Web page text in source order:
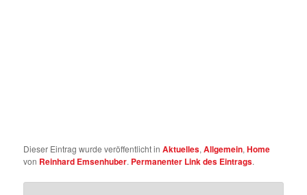
Dieser Eintrag wurde veröffentlicht inAktuelles,Allgemein,Home
von Reinhard Emsenhuber. Permanenter Link des Eintrags.